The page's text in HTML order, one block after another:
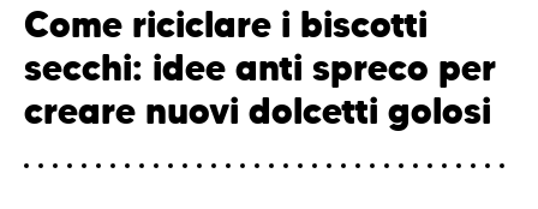
Come riciclare i biscotti
secchi: idee anti spreco per
creare nuovi dolcetti golosi